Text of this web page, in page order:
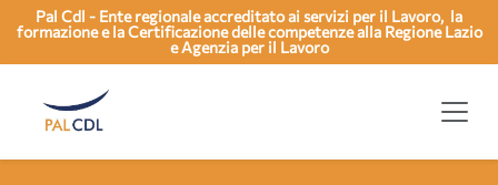
Pal Cdl - Ente regionale accreditato ai servizi per il Lavoro, la
formazione e la Certificazione delle competenze alla Regione Lazio
e Agenzia per il Lavoro